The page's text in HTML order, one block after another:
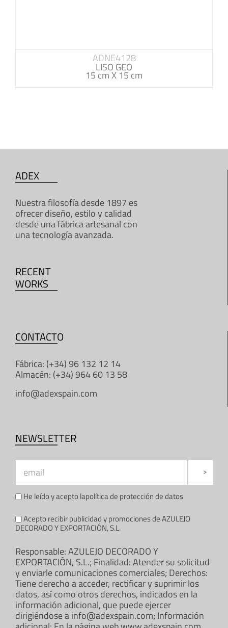
ADNE4128
LISO GEO
15 cm X 15 cm
ADEX
Nuestra filosofía desde 1897 es
ofrecer diseño, estilo y calidad
desde una fábrica artesanal con
una tecnología avanzada.
RECENT
WORKS
CONTACTO
Fábrica: (+34) 96 132 12 14
Almacén: (+34) 964 60 13 58
info@adexspain.com
NEWSLETTER
He leído y acepto lapolítica de protección de datos
Acepto recibir publicidad y promociones de AZULEJO
DECORADO Y EXPORTACIÓN, S.L.
Responsable: AZULEJO DECORADO Y
EXPORTACIÓN, S.L.; Finalidad: Atender su solicitud
y enviarle comunicaciones comerciales; Derechos:
Tiene derecho a acceder, rectificar y suprimir los
datos, así como otros derechos, indicados en la
información adicional, que puede ejercer
dirigiéndose a info@adexspain.com; Información